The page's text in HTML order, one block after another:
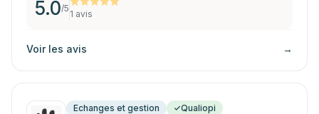
5.0/5
1 avis
Voir les avis →
Echanges et gestion Qualiopi